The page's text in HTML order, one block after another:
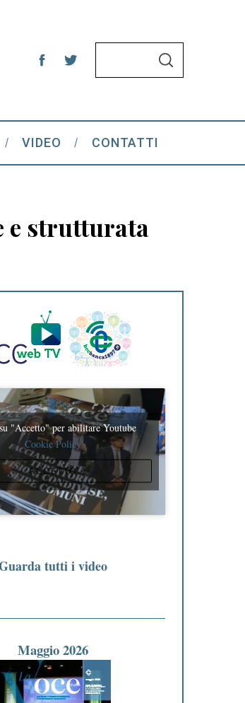
h
f
:
S
VIDEO CONTATTI
e strutturata
"Accetto" per abilitare Youtube
Cookie Policy
ACCETTO
tutti i video
Maggio 2026